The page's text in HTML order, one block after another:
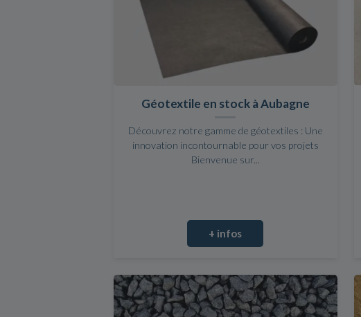
Géotextile en stock à Aubagne
Découvrez notre gamme de géotextiles : Une
innovation incontournable pour vos projets
Bienvenue sur...
+ infos